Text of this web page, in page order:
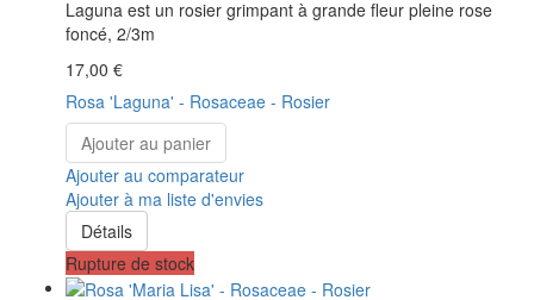
Laguna est un rosier grimpant à grande fleur pleine rose
foncé, 2/3m
17,00 €
Rosa 'Laguna' - Rosaceae - Rosier
Ajouter au panier
Ajouter au comparateur
Ajouter à ma liste d'envies
Détails
Rupture de stock